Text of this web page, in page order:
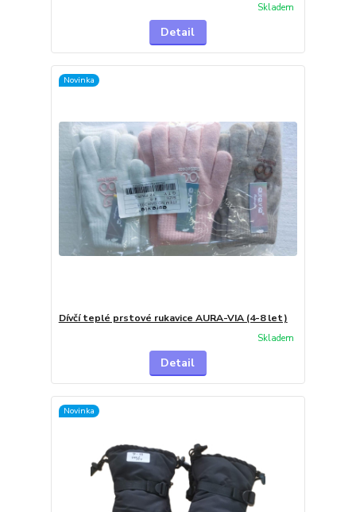
Skladem
Detail
Novinka
Dívčí teplé prstové rukavice AURA-VIA (4-8 let)
Skladem
Detail
Novinka